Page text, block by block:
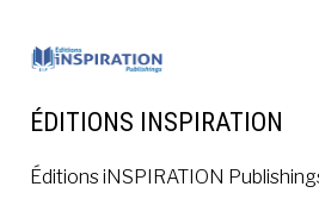
ÉDITIONS INSPIRATION
Éditions iNSPIRATION